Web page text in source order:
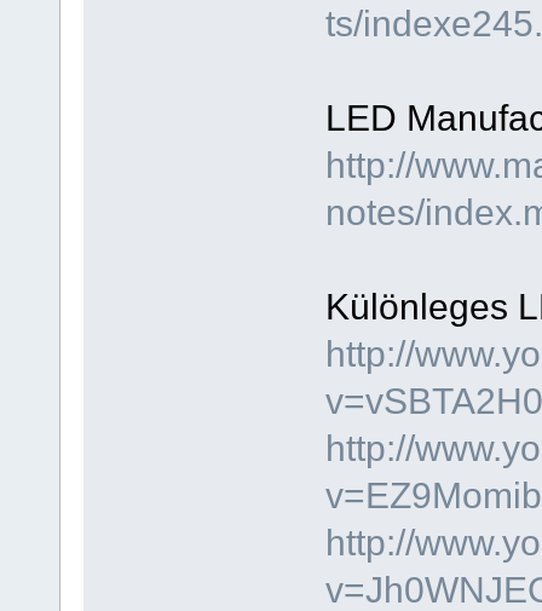
ts/
LED
http://
notes/
Különleges
http://
http://
http://